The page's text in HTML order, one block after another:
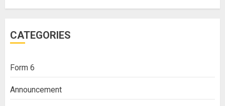
CATEGORIES
Form 6
Announcement